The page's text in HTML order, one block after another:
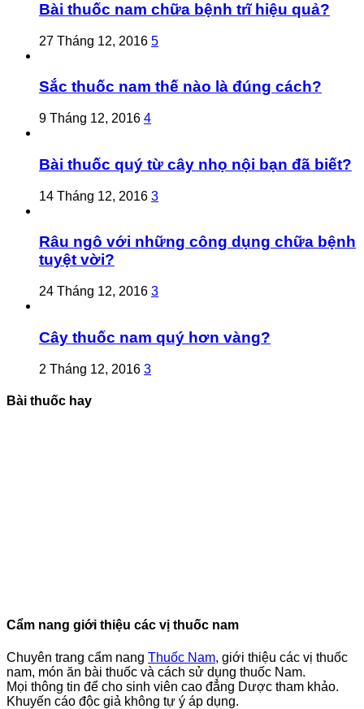
Bài thuốc nam chữa bệnh trĩ hiệu quả?
27 Tháng 12, 2016 5
Sắc thuốc nam thế nào là đúng cách?
9 Tháng 12, 2016 4
Bài thuốc quý từ cây nhọ nội bạn đã biết?
14 Tháng 12, 2016 3
Râu ngô với những công dụng chữa bệnh
tuyệt vời?
24 Tháng 12, 2016 3
Cây thuốc nam quý hơn vàng?
2 Tháng 12, 2016 3
Bài thuốc hay
Cẩm nang giới thiệu các vị thuốc nam
Chuyên trang cẩm nang Thuốc Nam, giới thiệu các vị thuốc
nam, món ăn bài thuốc và cách sử dụng thuốc Nam.
Mọi thông tin để cho sinh viên cao đẳng Dược tham khảo.
Khuyến cáo độc giả không tự ý áp dụng.